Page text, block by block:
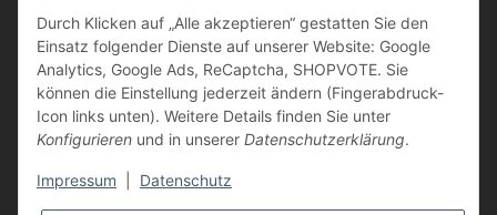
Kunden Service
Haben Sie Fragen zu unseren Produkten?
Dann rufen Sie uns gerne an:
Tel: 0621/9767200
Mo.-Fr. 08:45-17:00 Uhr
Durch Klicken auf „Alle akzeptieren“ gestatten Sie den
Einsatz folgender Dienste auf unserer Website: Google
Analytics, Google Ads, ReCaptcha, SHOPVOTE. Sie
können die Einstellung jederzeit ändern (Fingerabdruck-
Icon links unten). Weitere Details finden Sie unter
Konfigurieren und in unserer Datenschutzerklärung.
Impressum Datenschutz